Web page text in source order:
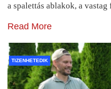
a spalettás ablakok, a
Read More
TIZENHETEDIK